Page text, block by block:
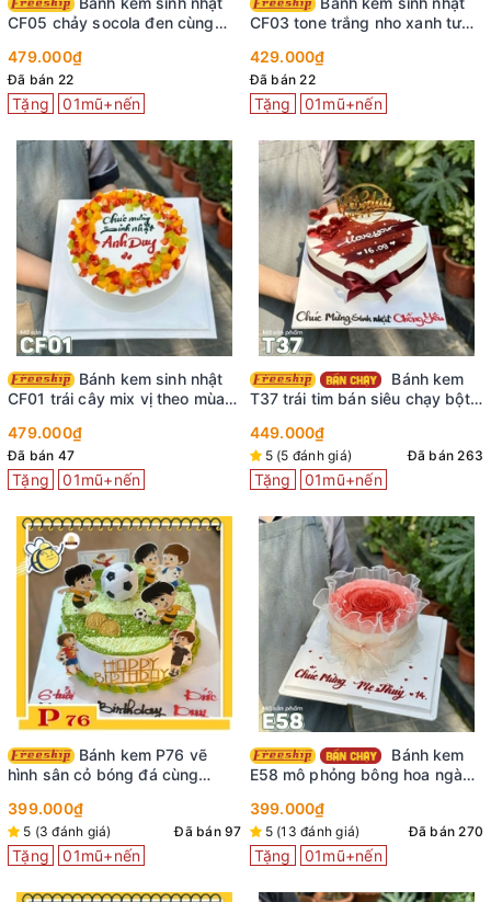
CF05 chảy socola đen cùng
479.000₫
Đã bán 22
Tặng 01mũ+nến
CF03 tone trắng nho xanh tươi
429.000₫
Đã bán 22
Tặng 01mũ+nến
Bánh kem sinh nhật
CF01 trái cây mix vị theo mùa
479.000₫
Đã bán 47
Tặng 01mũ+nến
T37 trái tim bán siêu chạy bột
băng sáng tạo
449.000₫
5 (5 đánh giá) Đã bán 263
Tặng 01mũ+nến
Bánh kem P76 vẽ
hình sân cỏ bóng đá cùng
vẻ
399.000₫
5 (3 đánh giá) Đã bán 97
Tặng 01mũ+nến
E58 mô phỏng bông hoa ngàn
399.000₫
5 (13 đánh giá) Đã bán 270
Tặng 01mũ+nến